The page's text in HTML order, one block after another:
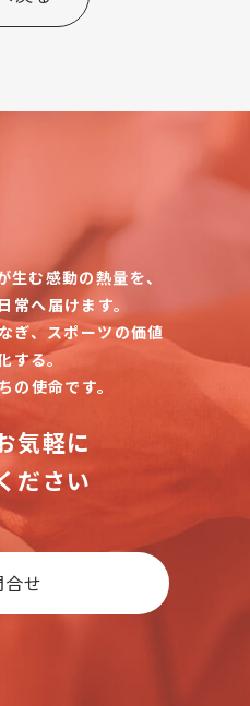
む感動の熱量を、
常へ届けます。
ぎ、スポーツの価値
する。
の使命です。
気軽に
ださい
せ